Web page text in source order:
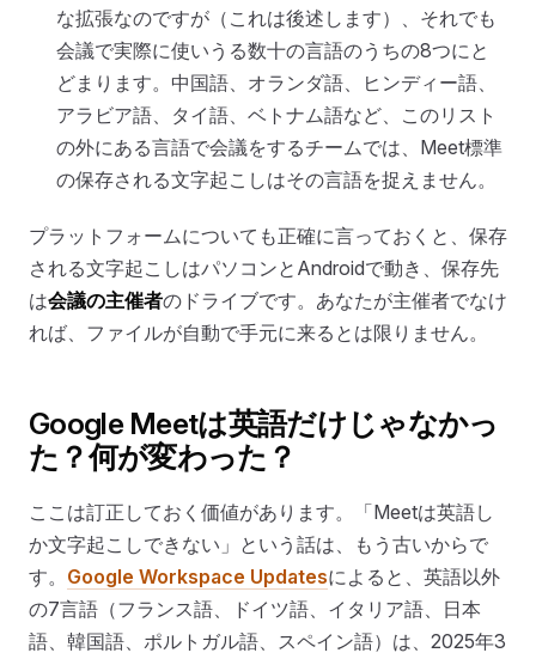
な拡張なのですが（これは後述します）、それでも
会議で実際に使いうる数十の言語のうちの8つにと
どまります。中国語、オランダ語、ヒンディー語、
アラビア語、タイ語、ベトナム語など、このリスト
の外にある言語で会議をするチームでは、Meet標準
の保存される文字起こしはその言語を捉えません。
プラットフォームについても正確に言っておくと、保存
される文字起こしはパソコンとAndroidで動き、保存先
は会議の主催者のドライブです。あなたが主催者でなけ
れば、ファイルが自動で手元に来るとは限りません。
Google Meetは英語だけじゃなかっ
た？何が変わった？
ここは訂正しておく価値があります。「Meetは英語し
か文字起こしできない」という話は、もう古いからで
す。 Google Workspace Updatesによると、英語以外
の7言語（フランス語、ドイツ語、イタリア語、日本
語、韓国語、ポルトガル語、スペイン語）は、2025年3